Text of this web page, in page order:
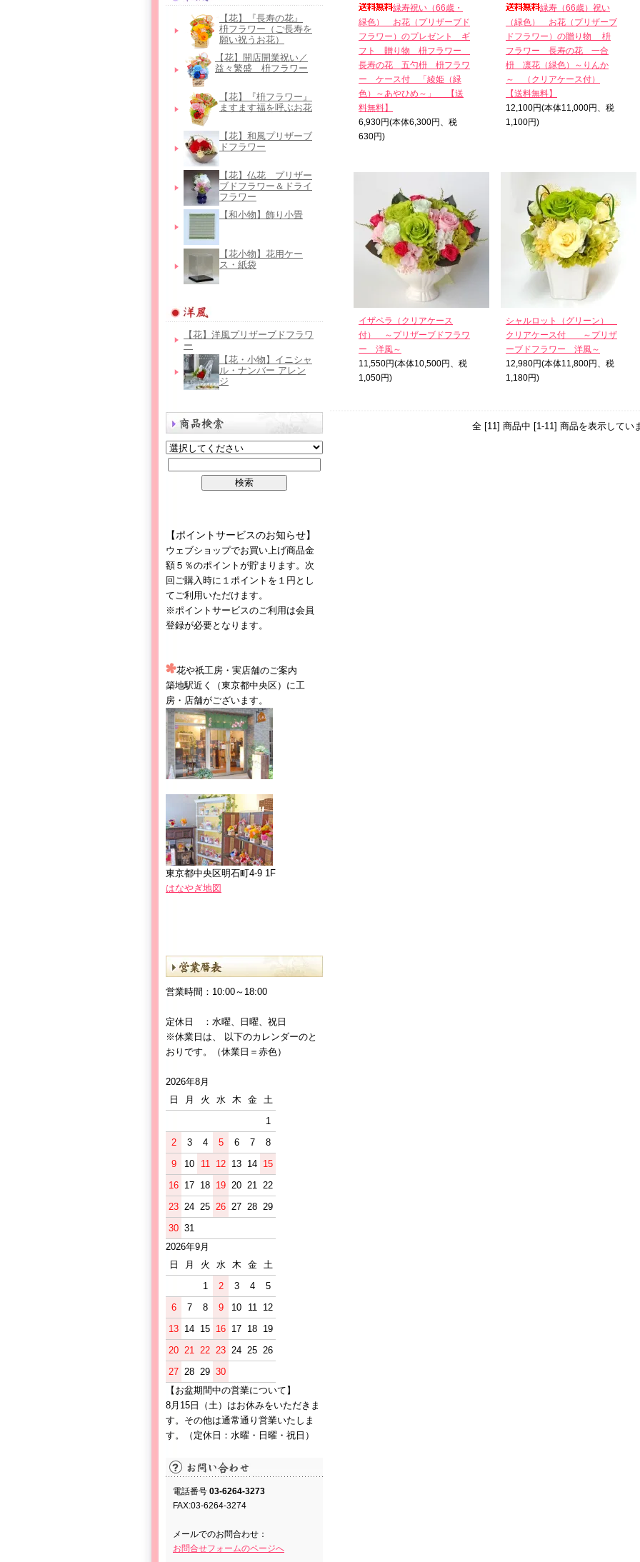
【花】『長寿の花』
枡フラワー（ご長寿を
願い祝うお花）
【花】開店開業祝い／
益々繁盛 枡フラワー
【花】『枡フラワー』
ますます福を呼ぶお花
【花】和風プリザーブ
ドフラワー
【花】仏花＿プリザー
ブドフラワー＆ドライ
フラワー
【和小物】飾り小畳
【花小物】花用ケー
ス・紙袋
【花】洋風プリザーブドフラワ
ー
【花・小物】イニシャ
ル・ナンバー アレン
ジ
【ポイントサービスのお知らせ】
ウェブショップでお買い上げ商品金
額５％のポイントが貯まります。次
回ご購入時に１ポイントを１円とし
てご利用いただけます。
※ポイントサービスのご利用は会員
登録が必要となります。
花や祇工房・実店舗のご案内
築地駅近く（東京都中央区）に工
房・店舗がございます。
東京都中央区明石町4-9 1F
はなやぎ地図
営業時間：10:00～18:00
定休日 ：水曜、日曜、祝日
※休業日は、 以下のカレンダーのと
おりです。（休業日＝赤色）
2026年8月
日
月 火 水 木 金
土
1
2
3 4 5 6 7
8
9
10 11 12 13 14 15
16 17 18 19 20 21
22
23 24 25 26 27 28 29
30 31
2026年9月
日
月 火 水 木 金
土
1
2 3 4
5
6
7 8 9 10 11
12
13 14 15 16 17 18 19
20 21 22 23 24 25 26
27 28 29 30
【お盆期間中の営業について】
8月15日（土）はお休みをいただきま
す。その他は通常通り営業いたしま
す。（定休日：水曜・日曜・祝日）
電話番号 03-6264-3273
FAX:03-6264-3274
メールでのお問合わせ：
お問合せフォームのページへ
緑寿祝い（66歳・
緑色） お花（プリザーブド
フラワー）のプレゼント ギ
フト 贈り物 枡フラワー
長寿の花 五勺枡 枡フラワ
ー ケース付 「綾姫（緑
色）～あやひめ～」 【送
料無料】
6,930円(本体6,300円、税
630円)
緑寿（66歳）祝い
（緑色） お花（プリザーブ
ドフラワー）の贈り物 枡
フラワー 長寿の花 一合
枡 凛花（緑色）～りんか
～ （クリアケース付）
【送料無料】
12,100円(本体11,000円、税
1,100円)
イザベラ（クリアケース
付） ～プリザーブドフラワ
ー 洋風～
11,550円(本体10,500円、税
1,050円)
シャルロット（グリーン）＿
クリアケース付 ～プリザ
ーブドフラワー 洋風～
12,980円(本体11,800円、税
1,180円)
全 [11] 商品中 [1-11] 商品を表示してい